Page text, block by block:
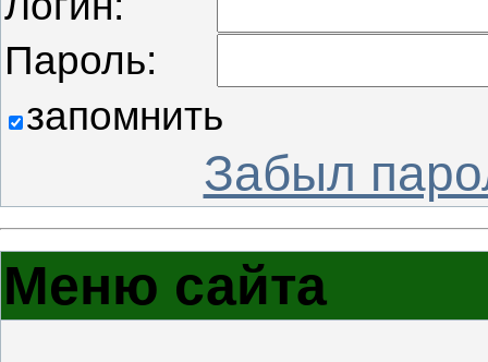
Пароль:
запомнить
Забыл
Меню сайта